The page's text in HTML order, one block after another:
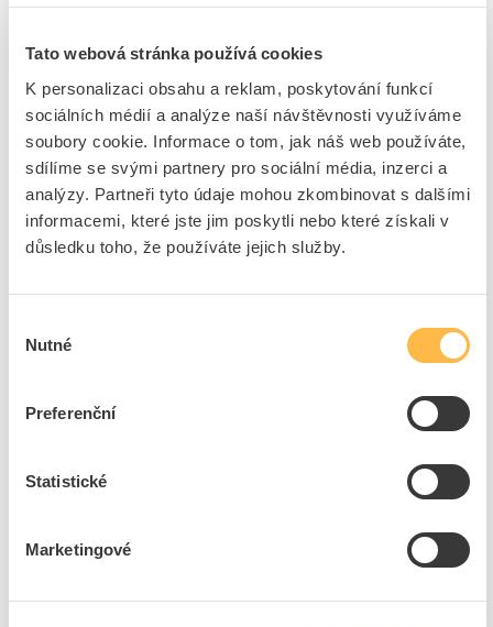
Tato webová stránka používá cookies
K personalizaci obsahu a reklam, poskytování funkcí
sociálních médií a analýze naší návštěvnosti využíváme
soubory cookie. Informace o tom, jak náš web používáte,
sdílíme se svými partnery pro sociální média, inzerci a
analýzy. Partneři tyto údaje mohou zkombinovat s dalšími
informacemi, které jste jim poskytli nebo které získali v
důsledku toho, že používáte jejich služby.
souhlasu
Nutné
Preferenční
Statistické
Marketingové
HRC-zajištění
Druh proudu
AC
Jmenovitý proud
630 A
Barevné značení
Bez
Provozní třída
aR (částečná ochrana polovodičů)
Typ indikátoru stavu
Přední ukazatele, snímače
Jmenovité napětí AC
Bezpečnostní systém
+